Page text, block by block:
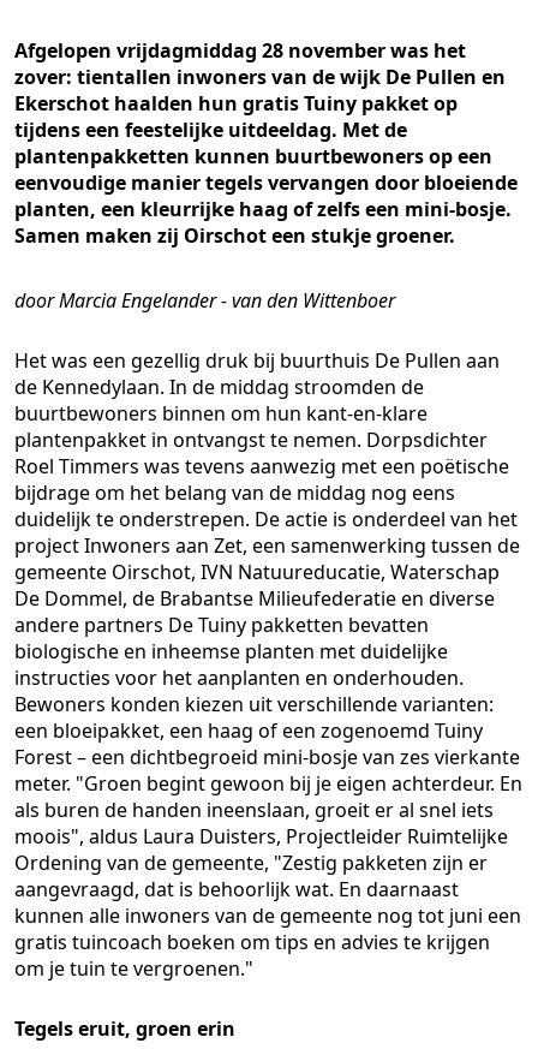
Afgelopen vrijdagmiddag 28 november was het
zover: tientallen inwoners van de wijk De Pullen en
Ekerschot haalden hun gratis Tuiny pakket op
tijdens een feestelijke uitdeeldag. Met de
plantenpakketten kunnen buurtbewoners op een
eenvoudige manier tegels vervangen door bloeiende
planten, een kleurrijke haag of zelfs een mini-bosje.
Samen maken zij Oirschot een stukje groener.
door Marcia Engelander - van den Wittenboer
Het was een gezellig druk bij buurthuis De Pullen aan
de Kennedylaan. In de middag stroomden de
buurtbewoners binnen om hun kant-en-klare
plantenpakket in ontvangst te nemen. Dorpsdichter
Roel Timmers was tevens aanwezig met een poëtische
bijdrage om het belang van de middag nog eens
duidelijk te onderstrepen. De actie is onderdeel van het
project Inwoners aan Zet, een samenwerking tussen de
gemeente Oirschot, IVN Natuureducatie, Waterschap
De Dommel, de Brabantse Milieufederatie en diverse
andere partners De Tuiny pakketten bevatten
biologische en inheemse planten met duidelijke
instructies voor het aanplanten en onderhouden.
Bewoners konden kiezen uit verschillende varianten:
een bloeipakket, een haag of een zogenoemd Tuiny
Forest – een dichtbegroeid mini-bosje van zes vierkante
meter. "Groen begint gewoon bij je eigen achterdeur. En
als buren de handen ineenslaan, groeit er al snel iets
moois", aldus Laura Duisters, Projectleider Ruimtelijke
Ordening van de gemeente, "Zestig pakketen zijn er
aangevraagd, dat is behoorlijk wat. En daarnaast
kunnen alle inwoners van de gemeente nog tot juni een
gratis tuincoach boeken om tips en advies te krijgen
om je tuin te vergroenen."
Tegels eruit, groen erin